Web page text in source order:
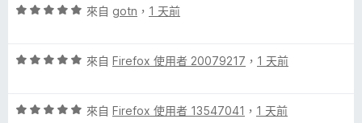
5
評
分
分
來自 gotn ， 1 天前
評
分
來自 Firefox 使用者 20079217 ， 1 天前
評
來自 Firefox 使用者 13547041 ， 1 天前